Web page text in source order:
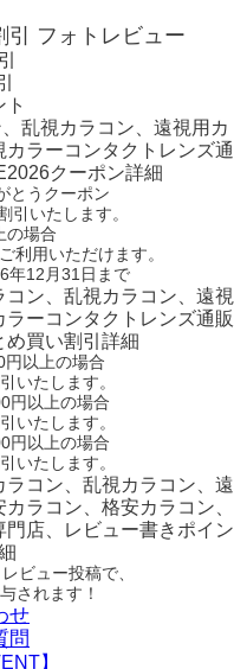
フォトレビュー
ト
乱視カラコン、遠視用カ
ラーコンタクトレンズ通
クーポン詳細
とうクーポン
引 いたします。
の場合
ご利用いただけます。
年12月31日まで
コン、乱視カラコン、遠視
ーコンタクトレンズ通販
め買い割引詳細
円以上の場合
いたします。
円以上の場合
いたします。
円以上の場合
いたします。
ラコン、乱視カラコン、遠
ラコン、格安カラコン、
店、レビュー書きポイン
ビュー投稿で、
されます！
せ
問
】